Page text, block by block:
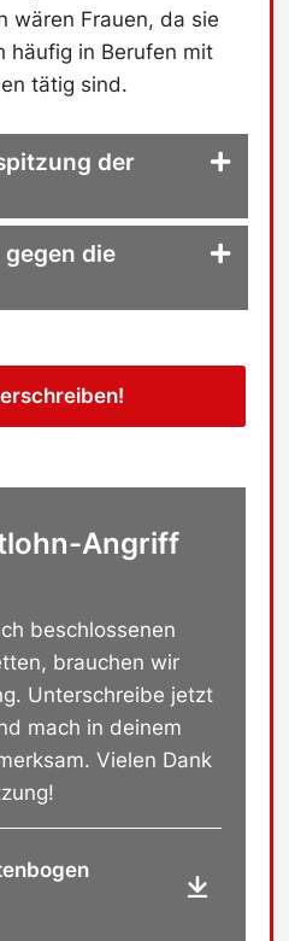
wären Frauen, da sie
häufig in Berufen mit
tätig sind.
der
gegen die
Angriff
beschlossenen
brauchen wir
Unterschreibe jetzt
mach in deinem
Vielen Dank